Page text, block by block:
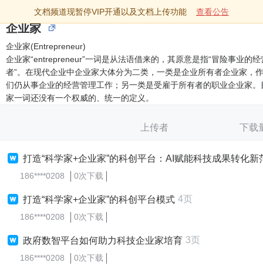
文档频道现暂停VIP开通以及文档上传功能 查看公告
企业家
企业家(Entrepreneur)
企业家“entrepreneur”一词是从法语借来的，其原意是指“冒险事业的
者”。在现代企业中企业家大体分为二类，一类是企业所有者企业家，
们仍从事企业的经营管理工作；另一类是受雇于所有者的职业企业家。
家一词还没有一个权威的、统一的定义。
上传者 下载
打造“科学家+企业家”的科创平台：AI赋能科技成果转化新
186****0208 0次下载
打造“科学家+企业家”的科创平台模式 4页
186****0208 0次下载
政府数智平台如何助力科技企业家培育 3页
186****0208 0次下载